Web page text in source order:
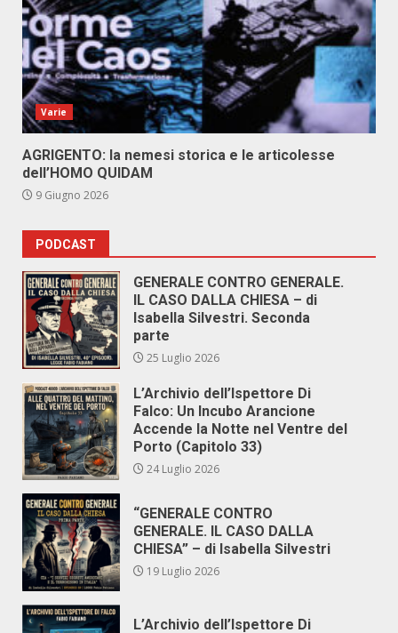
Varie
AGRIGENTO: la nemesi storica e le articolesse
dell’HOMO QUIDAM
9 Giugno 2026
PODCAST
GENERALE CONTRO GENERALE.
IL CASO DALLA CHIESA – di
Isabella Silvestri. Seconda
parte
25 Luglio 2026
L’Archivio dell’Ispettore Di
Falco: Un Incubo Arancione
Accende la Notte nel Ventre del
Porto (Capitolo 33)
24 Luglio 2026
“GENERALE CONTRO
GENERALE. IL CASO DALLA
CHIESA” – di Isabella Silvestri
19 Luglio 2026
L’Archivio dell’Ispettore Di